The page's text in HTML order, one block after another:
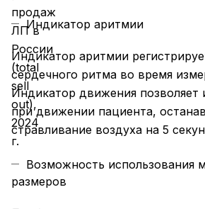
Индикатор аритмии
Индикатор аритмии
сердечного ритма во время
Индикатор движения позволяет
при движении пациента,
стравливание воздуха на 5
Возможность использования
размеров